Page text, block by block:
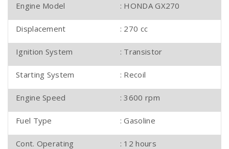
Engine Model : HONDA GX270
Displacement : 270 cc
Ignition System : Transistor
Starting System : Recoil
Engine Speed : 3600 rpm
Fuel Type : Gasoline
Cont. Operating : 12 hours